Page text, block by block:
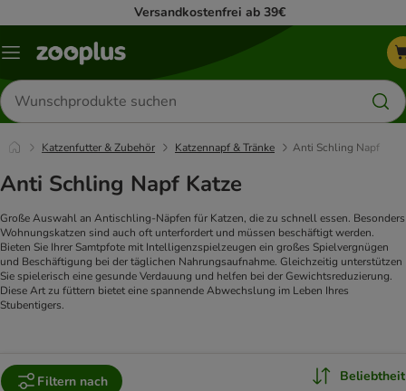
Versandkostenfrei ab 39€
Menü
Produkte
suchen
Katzenfutter & Zubehör Katzennapf & Tränke Anti Schling Napf
Anti Schling Napf Katze
Große Auswahl an Antischling-Näpfen für Katzen, die zu schnell essen. Besonders
Wohnungskatzen sind auch oft unterfordert und müssen beschäftigt werden.
Bieten Sie Ihrer Samtpfote mit Intelligenzspielzeugen ein großes Spielvergnügen
und Beschäftigung bei der täglichen Nahrungsaufnahme. Gleichzeitig unterstützen
Sie spielerisch eine gesunde Verdauung und helfen bei der Gewichtsreduzierung.
Diese Art zu füttern bietet eine spannende Abwechslung im Leben Ihres
Stubentigers.
Filtern nach Beliebtheit